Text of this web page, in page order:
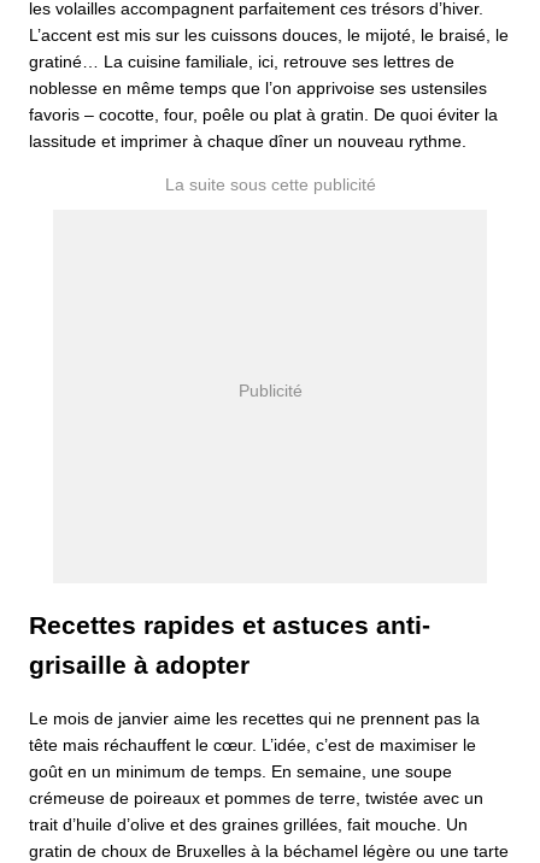
les volailles accompagnent parfaitement ces trésors d’hiver.
L’accent est mis sur les cuissons douces, le mijoté, le braisé, le
gratiné… La cuisine familiale, ici, retrouve ses lettres de
noblesse en même temps que l’on apprivoise ses ustensiles
favoris – cocotte, four, poêle ou plat à gratin. De quoi éviter la
lassitude et imprimer à chaque dîner un nouveau rythme.
Recettes rapides et astuces anti-
grisaille à adopter
Le mois de janvier aime les recettes qui ne prennent pas la
tête mais réchauffent le cœur. L’idée, c’est de maximiser le
goût en un minimum de temps. En semaine, une soupe
crémeuse de poireaux et pommes de terre, twistée avec un
trait d’huile d’olive et des graines grillées, fait mouche. Un
gratin de choux de Bruxelles à la béchamel légère ou une tarte